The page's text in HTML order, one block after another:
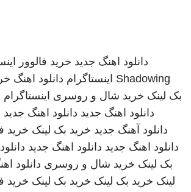
دانلود اهنگ جدید خرید فالوور
Shadowing اینستاگرام دانلود اهنگ
بک لینک خرید شال و روسری اینستاگرام
دانلود اهنگ جدید دانلود اهنگ جدید
دانلود آهنگ جدید خرید بک لینک خرید
دانلود اهنگ جدید دانلود اهنگ جدید
بک لینک خرید شال و روسری دانلود
لینک خرید بک لینک خرید بک لینک خرید